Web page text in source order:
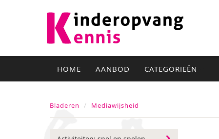
HOME AANBOD CATEGORIEËN
Bladeren Mediawijsheid